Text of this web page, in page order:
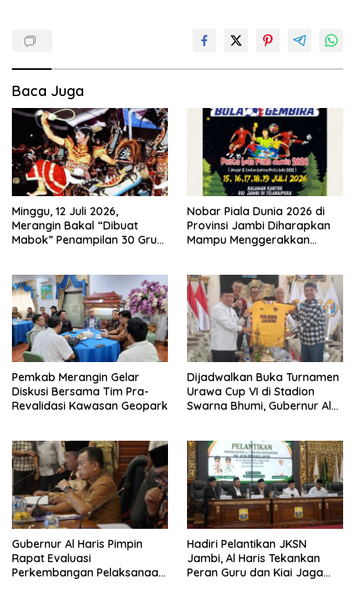
Baca Juga
Minggu, 12 Juli 2026,
Merangin Bakal “Dibuat
Mabok” Penampilan 30 Grup
Nobar Piala Dunia 2026 di
Provinsi Jambi Diharapkan
Mampu Menggerakkan
Pemkab Merangin Gelar
Diskusi Bersama Tim Pra-
Revalidasi Kawasan Geopark
Dijadwalkan Buka Turnamen
Urawa Cup VI di Stadion
Swarna Bhumi, Gubernur Al
Gubernur Al Haris Pimpin
Rapat Evaluasi
Perkembangan Pelaksanaan
Hadiri Pelantikan JKSN
Jambi, Al Haris Tekankan
Peran Guru dan Kiai Jaga